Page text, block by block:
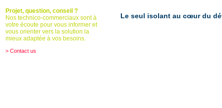
Projet, question, conseil ?
Nos technico-commerciaux sont à
votre écoute pour vous informer et
vous orienter vers la solution la
mieux adaptée à vos besoins.
> Contact us
Le seul isolant au cœur du